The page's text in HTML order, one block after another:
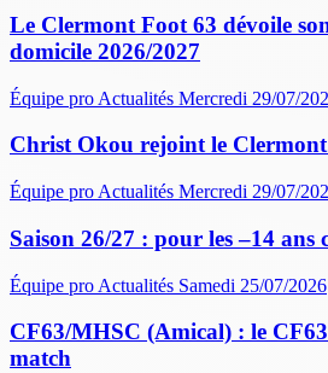
Le Clermont Foot 63 dévoile
domicile 2026/2027
Équipe pro Actualités Mercredi 29/07/
Christ Okou rejoint le
Équipe pro Actualités Mercredi 29/07/
Saison 26/27 : pour les –14 ans
Équipe pro Actualités Samedi 25/07/2026
CF63/MHSC (Amical) : le
match